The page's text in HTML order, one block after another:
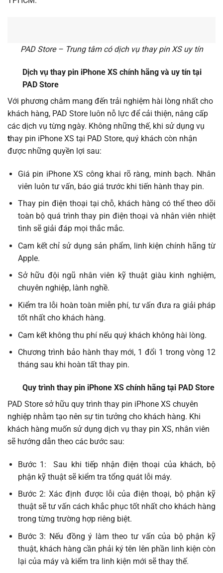
PAD Store – Trung tâm có dịch vụ thay pin XS uy tín
Dịch vụ thay pin iPhone XS chính hãng và uy tín tại
PAD Store
Với phương châm mang đến trải nghiệm hài lòng nhất cho
khách hàng, PAD Store luôn nỗ lực để cải thiện, nâng cấp
các dịch vụ từng ngày. Không những thế, khi sử dụng vụ
thay pin iPhone XS tại PAD Store, quý khách còn nhận
được những quyền lợi sau:
Giá pin iPhone XS công khai rõ ràng, minh bạch. Nhân
viên luôn tư vấn, báo giá trước khi tiến hành thay pin.
Thay pin điện thoại tại chỗ, khách hàng có thể theo dõi
toàn bộ quá trình thay pin điện thoại và nhân viên nhiệt
tình sẽ giải đáp mọi thắc mắc.
Cam kết chỉ sử dụng sản phẩm, linh kiện chính hãng từ
Apple.
Sở hữu đội ngũ nhân viên kỹ thuật giàu kinh nghiệm,
chuyên nghiệp, lành nghề.
Kiểm tra lỗi hoàn toàn miễn phí, tư vấn đưa ra giải pháp
tốt nhất cho khách hàng.
Cam kết không thu phí nếu quý khách không hài lòng.
Chương trình bảo hành thay mới, 1 đổi 1 trong vòng 12
tháng sau khi hoàn tất thay pin.
Quy trình thay pin iPhone XS chính hãng tại PAD Store
PAD Store sở hữu quy trình thay pin iPhone XS chuyên
nghiệp nhằm tạo nên sự tin tưởng cho khách hàng. Khi
khách hàng muốn sử dụng dịch vụ thay pin XS, nhân viên
sẽ hướng dẫn theo các bước sau:
Bước 1: Sau khi tiếp nhận điện thoại của khách, bộ
phận kỹ thuật sẽ kiểm tra tổng quát lỗi máy.
Bước 2: Xác định được lỗi của điện thoại, bộ phận kỹ
thuật sẽ tư vấn cách khắc phục tốt nhất cho khách hàng
trong từng trường hợp riêng biệt.
Bước 3: Nếu đồng ý làm theo tư vấn của bộ phận kỹ
thuật, khách hàng cần phải ký tên lên phần linh kiện còn
lại của máy và kiểm tra linh kiện mới sẽ thay thế.